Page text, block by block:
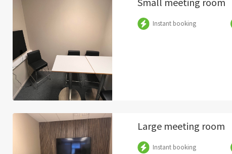
Instant booking
Large meeting room
Instant booking